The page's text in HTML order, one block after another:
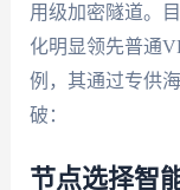
用级加密隧道。
化明显领先普通
例，其通过专供
破：
节点选择智